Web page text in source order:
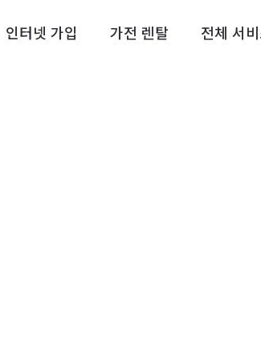
인터넷 가입 가전 렌탈 전체 서